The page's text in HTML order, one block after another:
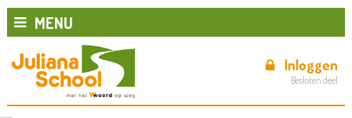
MENU
Inloggen
Besloten deel